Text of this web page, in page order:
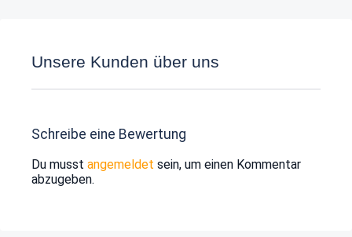
Unsere Kunden über uns
Schreibe eine Bewertung
Du musst angemeldet sein, um einen Kommentar
abzugeben.